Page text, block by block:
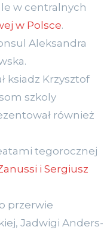
w centralnych
w Polsce.
Aleksandra
ksiadz Krzysztof
szkoly
również
tegorocznej
i Sergiusz
przerwie
Jadwigi Anders-